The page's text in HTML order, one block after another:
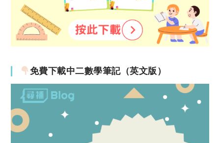
免費下載中二數學筆記（英文版）